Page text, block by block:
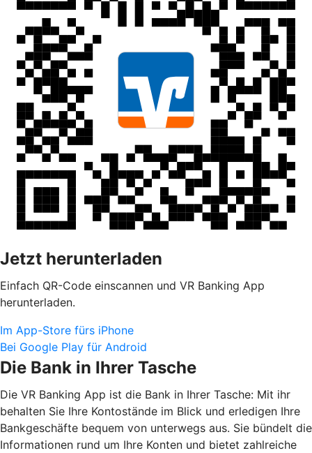
Jetzt herunterladen
Einfach QR-Code einscannen und VR Banking App
herunterladen.
Im App-Store fürs iPhone
Bei Google Play für Android
Die Bank in Ihrer Tasche
Die VR Banking App ist die Bank in Ihrer Tasche: Mit ihr
behalten Sie Ihre Kontostände im Blick und erledigen Ihre
Bankgeschäfte bequem von unterwegs aus. Sie bündelt die
Informationen rund um Ihre Konten und bietet zahlreiche